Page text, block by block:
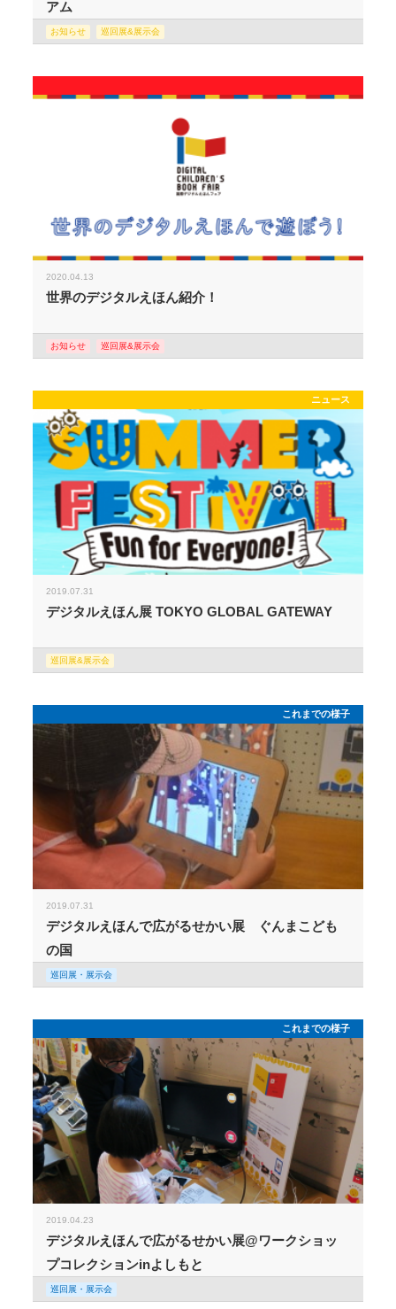
アム
お知らせ 巡回展&展示会
2020.04.13
世界のデジタルえほん紹介！
お知らせ 巡回展&展示会
ニュース
2019.07.31
デジタルえほん展 TOKYO GLOBAL GATEWAY
巡回展&展示会
これまでの様子
2019.07.31
デジタルえほんで広がるせかい展 ぐんまこども
の国
巡回展・展示会
これまでの様子
2019.04.23
デジタルえほんで広がるせかい展@ワークショッ
プコレクションinよしもと
巡回展・展示会